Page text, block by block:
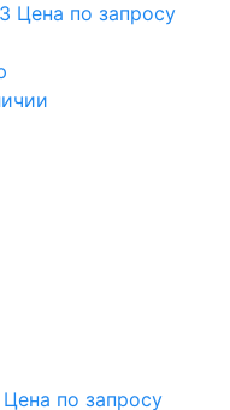
Цена по запросу
Цена по запросу